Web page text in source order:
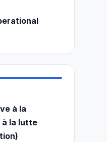
à la
la lutte